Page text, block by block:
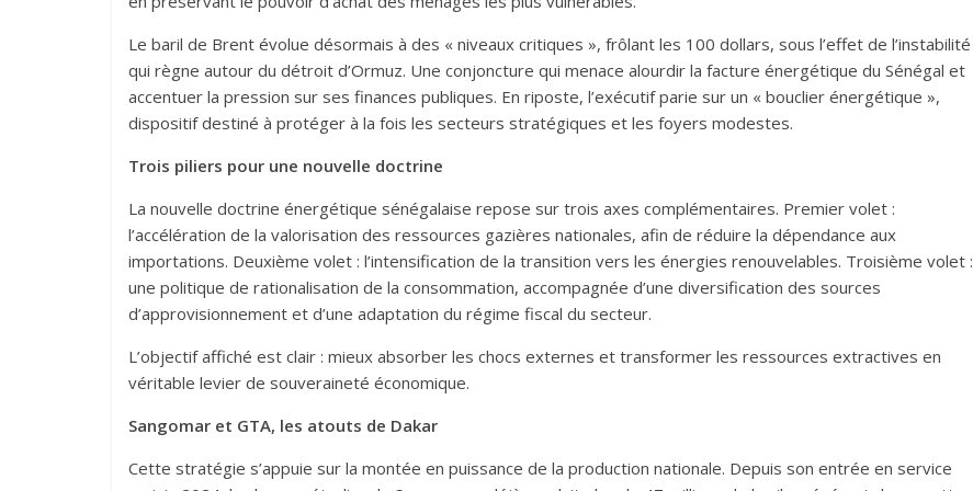
Le baril de Brent évolue désormais à des « niveaux critiques », frôlant les 100 dollars, sous l’effet de l’instabilité
qui règne autour du détroit d’Ormuz. Une conjoncture qui menace alourdir la facture énergétique du Sénégal et
accentuer la pression sur ses finances publiques. En riposte, l’exécutif parie sur un « bouclier énergétique »,
dispositif destiné à protéger à la fois les secteurs stratégiques et les foyers modestes.
Trois piliers pour une nouvelle doctrine
La nouvelle doctrine énergétique sénégalaise repose sur trois axes complémentaires. Premier volet :
l’accélération de la valorisation des ressources gazières nationales, afin de réduire la dépendance aux
importations. Deuxième volet : l’intensification de la transition vers les énergies renouvelables. Troisième volet :
une politique de rationalisation de la consommation, accompagnée d’une diversification des sources
d’approvisionnement et d’une adaptation du régime fiscal du secteur.
L’objectif affiché est clair : mieux absorber les chocs externes et transformer les ressources extractives en
véritable levier de souveraineté économique.
Sangomar et GTA, les atouts de Dakar
Cette stratégie s’appuie sur la montée en puissance de la production nationale. Depuis son entrée en service